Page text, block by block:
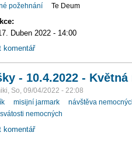
požehnání Te Deum
Duben 2022 - 14:00
komentář
- 10.4.2022 - Květná
So, 09/04/2022 - 22:08
misijní jarmark návštěva
nemocných
komentář